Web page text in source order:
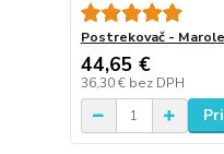
Postrekovač -
44,65 €
36,30 € bez DPH